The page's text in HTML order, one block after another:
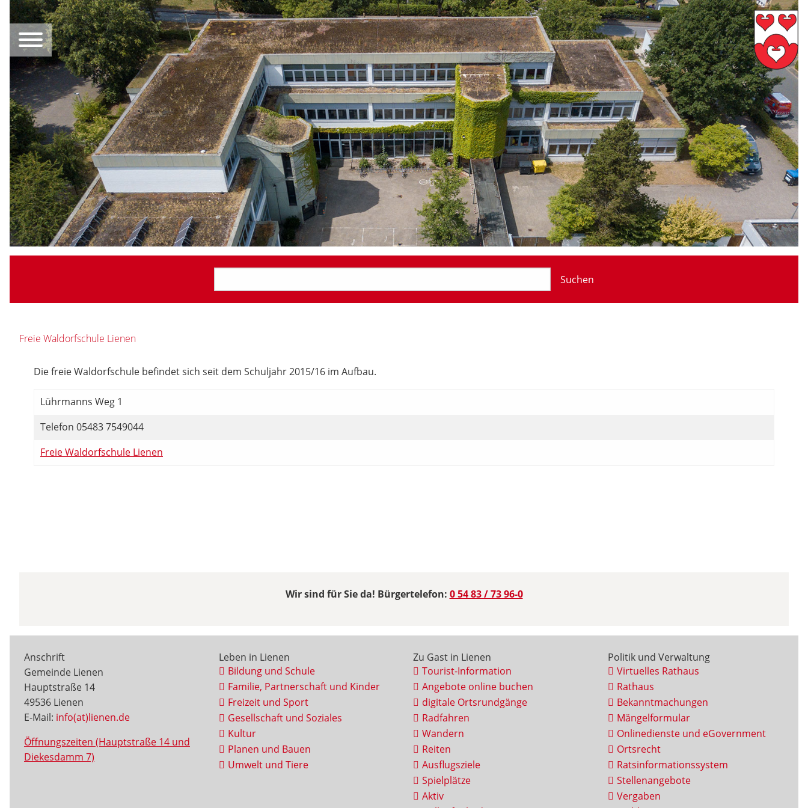
Suchen
Freie Waldorfschule Lienen
Die freie Waldorfschule befindet sich seit dem Schuljahr 2015/16 im Aufbau.
Lührmanns Weg 1
Telefon 05483 7549044
Freie Waldorfschule Lienen
Wir sind für Sie da! Bürgertelefon: 0 54 83 / 73 96-0
Anschrift
Gemeinde Lienen
Hauptstraße 14
49536 Lienen
E-Mail: info(at)lienen.de
Öffnungszeiten (Hauptstraße 14 und
Diekesdamm 7)
Leben in Lienen
Bildung und Schule
Familie, Partnerschaft und Kinder
Freizeit und Sport
Gesellschaft und Soziales
Kultur
Planen und Bauen
Umwelt und Tiere
Zu Gast in Lienen
Tourist-Information
Angebote online buchen
digitale Ortsrundgänge
Radfahren
Wandern
Reiten
Ausflugsziele
Spielplätze
Aktiv
Politik und Verwaltung
Virtuelles Rathaus
Rathaus
Bekanntmachungen
Mängelformular
Onlinedienste und eGovernment
Ortsrecht
Ratsinformationssystem
Stellenangebote
Vergaben